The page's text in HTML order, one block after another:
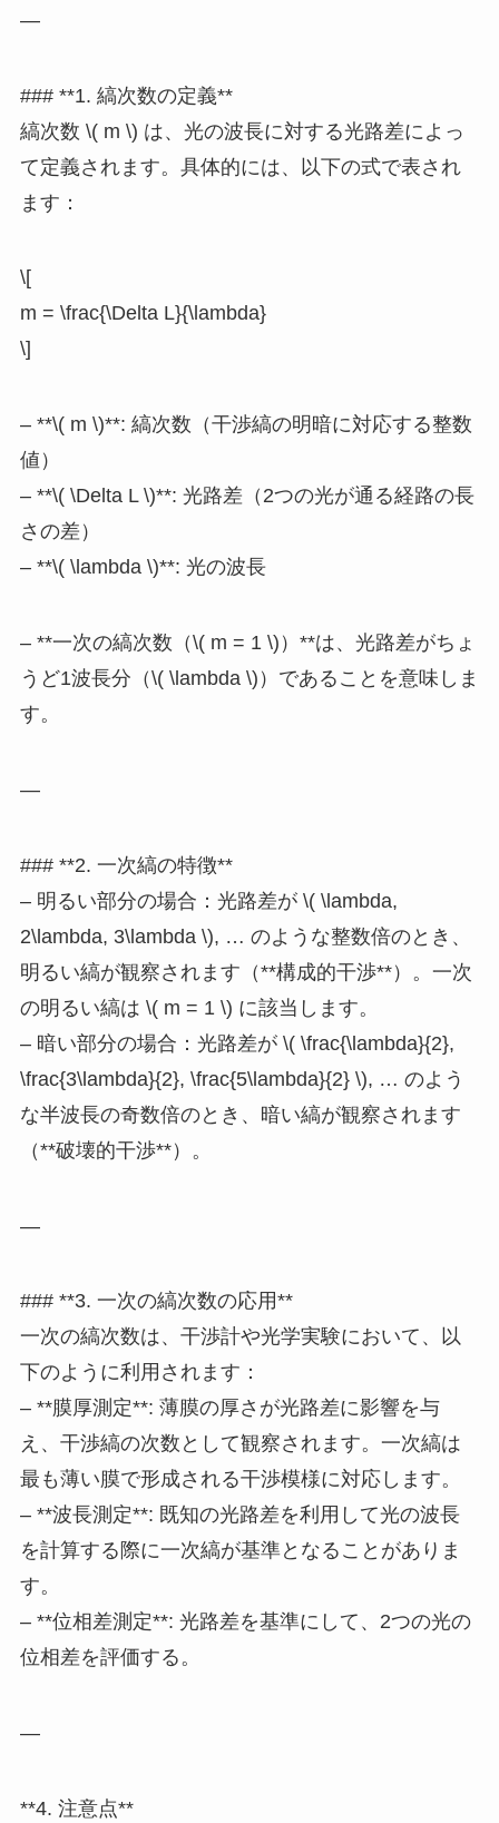
—
### **1. 縞次数の定義**
縞次数 \( m \) は、光の波長に対する光路差によっ
て定義されます。具体的には、以下の式で表され
ます：
\[
m = \frac{\Delta L}{\lambda}
\]
– **\( m \)**: 縞次数（干渉縞の明暗に対応する整数
値）
– **\( \Delta L \)**: 光路差（2つの光が通る経路の長
さの差）
– **\( \lambda \)**: 光の波長
– **一次の縞次数（\( m = 1 \)）**は、光路差がちょ
うど1波長分（\( \lambda \)）であることを意味しま
す。
—
### **2. 一次縞の特徴**
– 明るい部分の場合：光路差が \( \lambda,
2\lambda, 3\lambda \), … のような整数倍のとき、
明るい縞が観察されます（**構成的干渉**）。一次
の明るい縞は \( m = 1 \) に該当します。
– 暗い部分の場合：光路差が \( \frac{\lambda}{2},
\frac{3\lambda}{2}, \frac{5\lambda}{2} \), … のよう
な半波長の奇数倍のとき、暗い縞が観察されます
（**破壊的干渉**）。
—
### **3. 一次の縞次数の応用**
一次の縞次数は、干渉計や光学実験において、以
下のように利用されます：
– **膜厚測定**: 薄膜の厚さが光路差に影響を与
え、干渉縞の次数として観察されます。一次縞は
最も薄い膜で形成される干渉模様に対応します。
– **波長測定**: 既知の光路差を利用して光の波長
を計算する際に一次縞が基準となることがありま
す。
– **位相差測定**: 光路差を基準にして、2つの光の
位相差を評価する。
—
**4. 注意点**